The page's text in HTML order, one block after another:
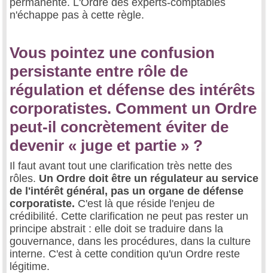
n'échappe pas à cette règle.
Vous pointez une confusion
persistante entre rôle de
régulation et défense des intérêts
corporatistes. Comment un Ordre
peut-il concrètement éviter de
devenir « juge et partie » ?
Il faut avant tout une clarification très nette des
rôles. Un Ordre doit être un régulateur au service
de l'intérêt général, pas un organe de défense
corporatiste. C'est là que réside l'enjeu de
crédibilité. Cette clarification ne peut pas rester un
principe abstrait : elle doit se traduire dans la
gouvernance, dans les procédures, dans la culture
interne. C'est à cette condition qu'un Ordre reste
légitime.